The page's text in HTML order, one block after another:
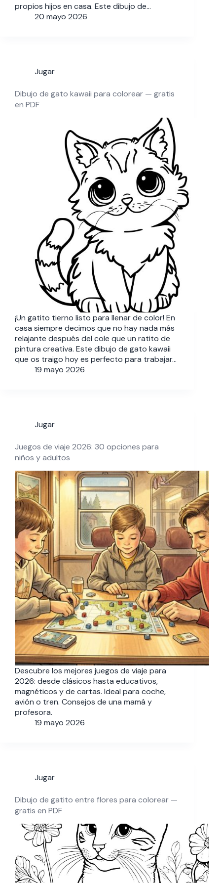
propios hijos en casa. Este dibujo de…
20 mayo 2026
Jugar
Dibujo de gato kawaii para colorear — gratis
en PDF
¡Un gatito tierno listo para llenar de color! En
casa siempre decimos que no hay nada más
relajante después del cole que un ratito de
pintura creativa. Este dibujo de gato kawaii
que os traigo hoy es perfecto para trabajar…
19 mayo 2026
Jugar
Juegos de viaje 2026: 30 opciones para
niños y adultos
Descubre los mejores juegos de viaje para
2026: desde clásicos hasta educativos,
magnéticos y de cartas. Ideal para coche,
avión o tren. Consejos de una mamá y
profesora.
19 mayo 2026
Jugar
Dibujo de gatito entre flores para colorear —
gratis en PDF